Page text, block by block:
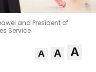
and President of
Service
A A A